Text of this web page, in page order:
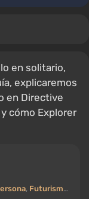
en solitario,
explicaremos
en Directive
cómo Explorer
, Futurismo (Futuro)